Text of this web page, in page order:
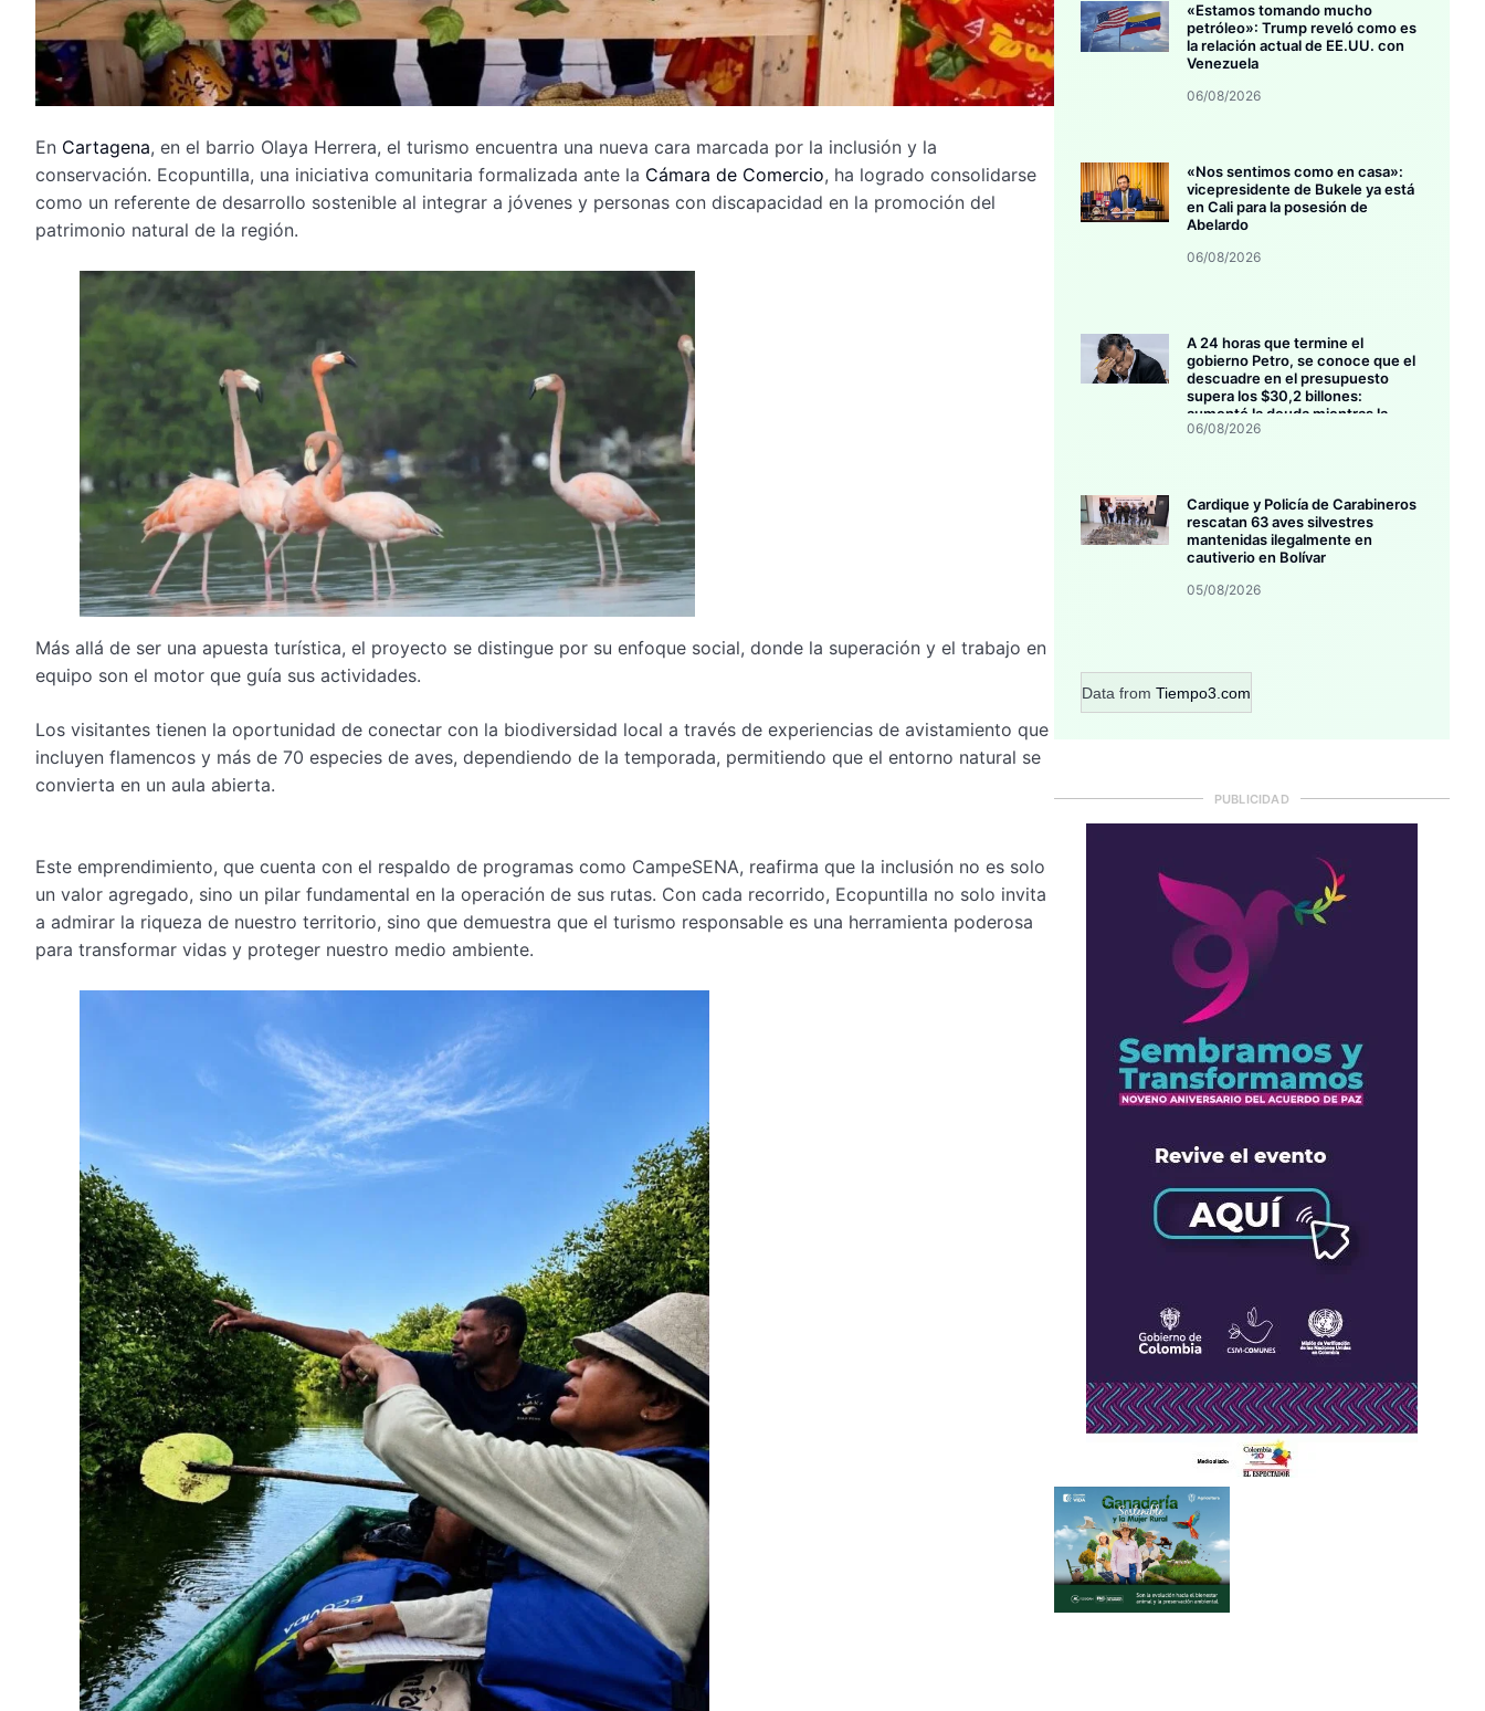
En Cartagena, en el barrio Olaya Herrera, el turismo encuentra una nueva cara marcada por la inclusión y la
conservación. Ecopuntilla, una iniciativa comunitaria formalizada ante la Cámara de Comercio, ha logrado consolidarse
como un referente de desarrollo sostenible al integrar a jóvenes y personas con discapacidad en la promoción del
patrimonio natural de la región.
Más allá de ser una apuesta turística, el proyecto se distingue por su enfoque social, donde la superación y el trabajo en
equipo son el motor que guía sus actividades.
Los visitantes tienen la oportunidad de conectar con la biodiversidad local a través de experiencias de avistamiento que
incluyen flamencos y más de 70 especies de aves, dependiendo de la temporada, permitiendo que el entorno natural se
convierta en un aula abierta.
Este emprendimiento, que cuenta con el respaldo de programas como CampeSENA, reafirma que la inclusión no es solo
un valor agregado, sino un pilar fundamental en la operación de sus rutas. Con cada recorrido, Ecopuntilla no solo invita
a admirar la riqueza de nuestro territorio, sino que demuestra que el turismo responsable es una herramienta poderosa
para transformar vidas y proteger nuestro medio ambiente.
«Estamos tomando mucho
petróleo»: Trump reveló como es
la relación actual de EE.UU. con
Venezuela
06/08/2026
«Nos sentimos como en casa»:
vicepresidente de Bukele ya está
en Cali para la posesión de
Abelardo
06/08/2026
A 24 horas que termine el
gobierno Petro, se conoce que el
descuadre en el presupuesto
supera los $30,2 billones:
aumentó la deuda mientras la
inversión se estanca
06/08/2026
Cardique y Policía de Carabineros
rescatan 63 aves silvestres
mantenidas ilegalmente en
cautiverio en Bolívar
05/08/2026
Data from Tiempo3.com
PUBLICIDAD